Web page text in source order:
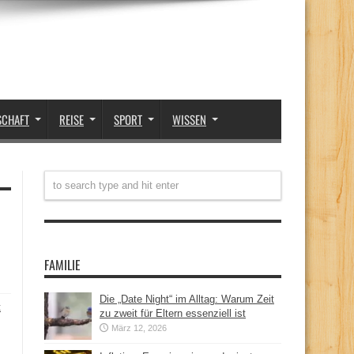
REISE SPORT WISSEN
FAMILIE
Die „Date Night“ im Alltag: Warum Zeit
zu zweit für Eltern essenziell ist
März 12, 2026